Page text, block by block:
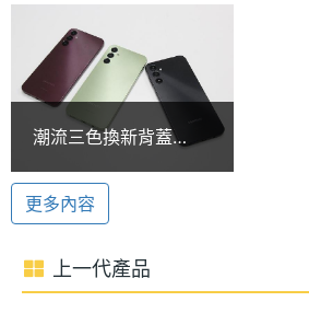
SAMSUNG Galaxy A14 5G
700 八核心處理器，內建 4GB
採用 Nano SIM 獨立三卡槽，支
空間；具備 Wi-Fi 5、藍牙 5.2，
池，支援 15W 充電速度。
5,000 萬三鏡頭
處理器
核心數
8
圖形處
理器
Mali-G57 MC2
RAM記
憶體
ROM儲
128 GB
潮流三色換新背蓋
門豆豆機開箱
更多內容
上一代產品